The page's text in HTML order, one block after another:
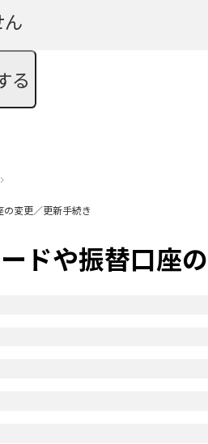
る
変更／更新手続き
ドや振替口座